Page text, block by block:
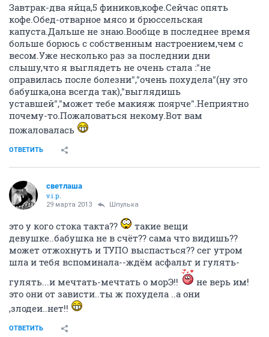
Завтрак-два яйца,5 фиников,кофе.Сейчас опять
кофе.Обед-отварное мясо и брюссельская
капуста.Дальше не знаю.Вообще в последнее время
больше борюсь с собственным настроением,чем с
весом.Уже несколько раз за последнии дни
слышу,что я выглядеть не очень стала :"не
оправилась после болезни","очень похудела"(ну это
бабушка,она всегда так),"выглядишь
уставшей","может тебе макияж поярче".Неприятно
почему-то.Пожаловаться некому.Вот вам
пожаловалась
ОТВЕТИТЬ
светлаша
v.i.p.
29 марта 2013 Шпулька
это у кого стока такта??
такие вещи
девушке..бабушка не в счёт?? сама что видишь??
может отжохнуть и ТУПО выспасться?? сег утром
шла и тебя вспоминала--ждём асфальт и гулять-
гулять...и мечтать-мечтать о морЭ!!
не верь им!
это они от зависти..ты ж похудела ..а они
,злодеи..нет!!
ОТВЕТИТЬ